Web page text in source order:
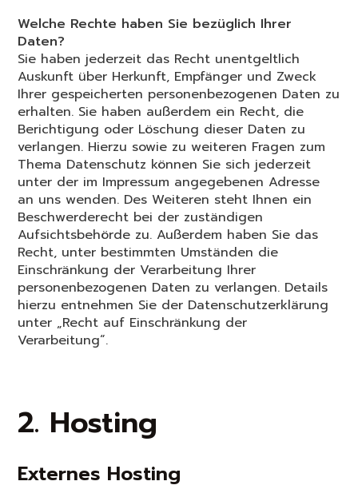
Welche Rechte haben Sie bezüglich Ihrer
Daten?
Sie haben jederzeit das Recht unentgeltlich
Auskunft über Herkunft, Empfänger und Zweck
Ihrer gespeicherten personenbezogenen Daten zu
erhalten. Sie haben außerdem ein Recht, die
Berichtigung oder Löschung dieser Daten zu
verlangen. Hierzu sowie zu weiteren Fragen zum
Thema Datenschutz können Sie sich jederzeit
unter der im Impressum angegebenen Adresse
an uns wenden. Des Weiteren steht Ihnen ein
Beschwerderecht bei der zuständigen
Aufsichtsbehörde zu. Außerdem haben Sie das
Recht, unter bestimmten Umständen die
Einschränkung der Verarbeitung Ihrer
personenbezogenen Daten zu verlangen. Details
hierzu entnehmen Sie der Datenschutzerklärung
unter „Recht auf Einschränkung der
Verarbeitung“.
2. Hosting
Externes Hosting